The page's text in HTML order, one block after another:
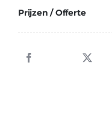
Prijzen / Offerte